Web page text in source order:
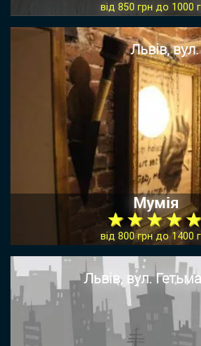
від 850 грн до 1000
Львів,
Мумія
★ ★ ★ ★
від 800 грн до 1400
Львів, вул.